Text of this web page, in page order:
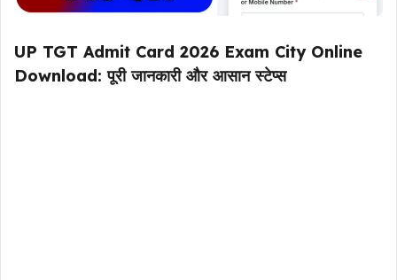
UP TGT Admit Card 2026 Exam City Online
Download: पूरी जानकारी और आसान स्टेप्स